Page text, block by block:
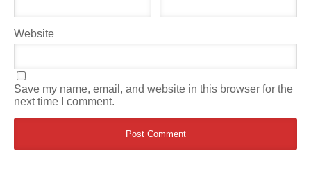
Website
Save my name, email, and website in this browser for the
next time I comment.